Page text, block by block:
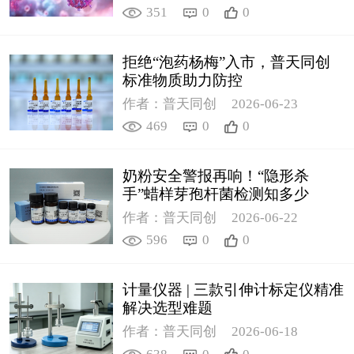
351 0 0
拒绝“泡药杨梅”入市，普天同创
标准物质助力防控
作者：普天同创
2026-06-23
469
0 0
奶粉安全警报再响！“隐形杀
手”蜡样芽孢杆菌检测知多少
作者：普天同创
2026-06-22
596
0 0
计量仪器 | 三款引伸计标定仪精准
解决选型难题
作者：普天同创
2026-06-18